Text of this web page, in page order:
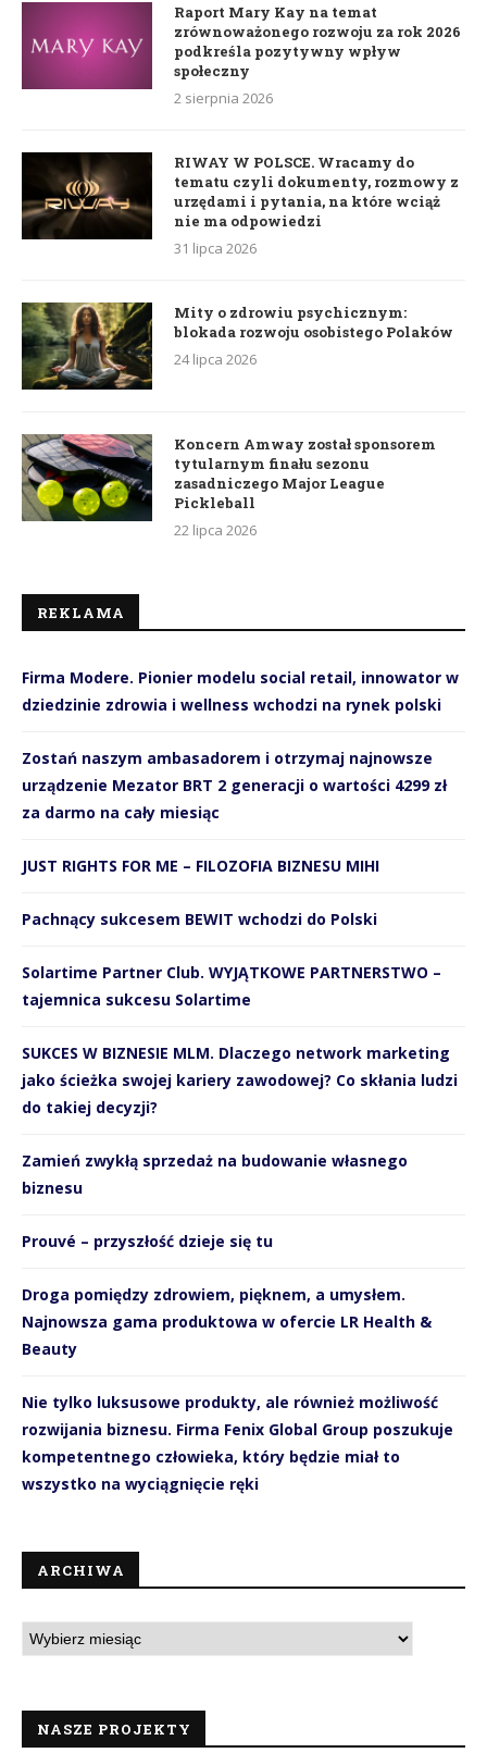
Raport Mary Kay na temat
zrównoważonego rozwoju za rok 2026
podkreśla pozytywny wpływ
społeczny
2 sierpnia 2026
RIWAY W POLSCE. Wracamy do
tematu czyli dokumenty, rozmowy z
urzędami i pytania, na które wciąż
nie ma odpowiedzi
31 lipca 2026
Mity o zdrowiu psychicznym:
blokada rozwoju osobistego Polaków
24 lipca 2026
Koncern Amway został sponsorem
tytularnym finału sezonu
zasadniczego Major League
Pickleball
22 lipca 2026
REKLAMA
Firma Modere. Pionier modelu social retail, innowator w
dziedzinie zdrowia i wellness wchodzi na rynek polski
Zostań naszym ambasadorem i otrzymaj najnowsze
urządzenie Mezator BRT 2 generacji o wartości 4299 zł
za darmo na cały miesiąc
JUST RIGHTS FOR ME – FILOZOFIA BIZNESU MIHI
Pachnący sukcesem BEWIT wchodzi do Polski
Solartime Partner Club. WYJĄTKOWE PARTNERSTWO –
tajemnica sukcesu Solartime
SUKCES W BIZNESIE MLM. Dlaczego network marketing
jako ścieżka swojej kariery zawodowej? Co skłania ludzi
do takiej decyzji?
Zamień zwykłą sprzedaż na budowanie własnego
biznesu
Prouvé – przyszłość dzieje się tu
Droga pomiędzy zdrowiem, pięknem, a umysłem.
Najnowsza gama produktowa w ofercie LR Health &
Beauty
Nie tylko luksusowe produkty, ale również możliwość
rozwijania biznesu. Firma Fenix Global Group poszukuje
kompetentnego człowieka, który będzie miał to
wszystko na wyciągnięcie ręki
ARCHIWA
NASZE PROJEKTY